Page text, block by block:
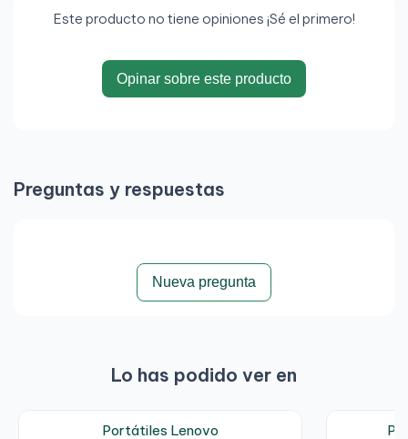
Este producto no tiene opiniones ¡Sé el primero!
Opinar sobre este producto
Preguntas y respuestas
Nueva pregunta
Lo has podido ver en
Portátiles Lenovo